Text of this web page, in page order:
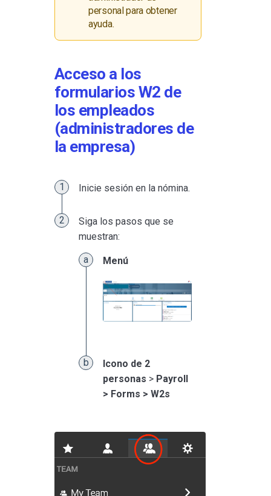
personal para obtener
ayuda.
Acceso a los
formularios W2 de
los empleados
(administradores de
la empresa)
Inicie sesión en la nómina.
Siga los pasos que se
muestran:
Menú
Icono de 2
personas > Payroll
> Forms > W2s